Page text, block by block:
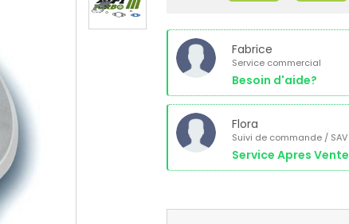
Fabrice
Service commercial
Besoin d'aide?
Flora
Suivi de commande / SAV
Service Apres Vente